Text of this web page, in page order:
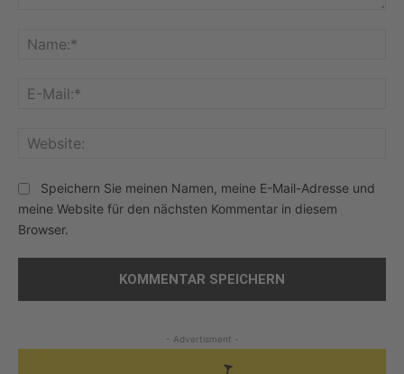
Speichern Sie meinen Namen, meine E-Mail-Adresse und
meine Website für den nächsten Kommentar in diesem
Browser.
- Advertisment -